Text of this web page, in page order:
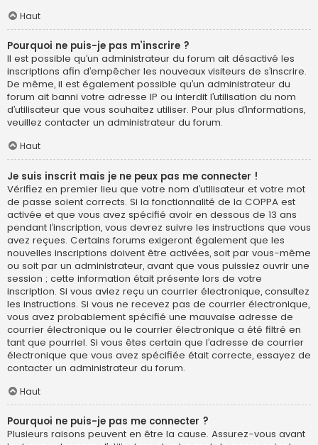
Haut
Pourquoi ne puis-je pas m’inscrire ?
Il est possible qu’un administrateur du forum ait désactivé les
inscriptions afin d’empêcher les nouveaux visiteurs de s’inscrire.
De même, il est également possible qu’un administrateur du
forum ait banni votre adresse IP ou interdit l’utilisation du nom
d’utilisateur que vous souhaitez utiliser. Pour plus d’informations,
veuillez contacter un administrateur du forum.
Haut
Je suis inscrit mais je ne peux pas me connecter !
Vérifiez en premier lieu que votre nom d’utilisateur et votre mot
de passe soient corrects. Si la fonctionnalité de la COPPA est
activée et que vous avez spécifié avoir en dessous de 13 ans
pendant l’inscription, vous devrez suivre les instructions que vous
avez reçues. Certains forums exigeront également que les
nouvelles inscriptions doivent être activées, soit par vous-même
ou soit par un administrateur, avant que vous puissiez ouvrir une
session ; cette information était présente lors de votre
inscription. Si vous aviez reçu un courrier électronique, consultez
les instructions. Si vous ne recevez pas de courrier électronique,
vous avez probablement spécifié une mauvaise adresse de
courrier électronique ou le courrier électronique a été filtré en
tant que pourriel. Si vous êtes certain que l’adresse de courrier
électronique que vous avez spécifiée était correcte, essayez de
contacter un administrateur du forum.
Haut
Pourquoi ne puis-je pas me connecter ?
Plusieurs raisons peuvent en être la cause. Assurez-vous avant